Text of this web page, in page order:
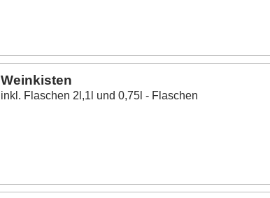
Weinkisten
inkl. Flaschen 2l,1l und 0,75l - Flaschen